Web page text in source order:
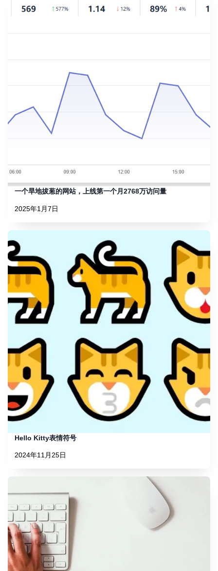
一个旱地拔葱的网站，上线第一个月2768万访问量
2025年1月7日
Hello Kitty表情符号
2024年11月25日